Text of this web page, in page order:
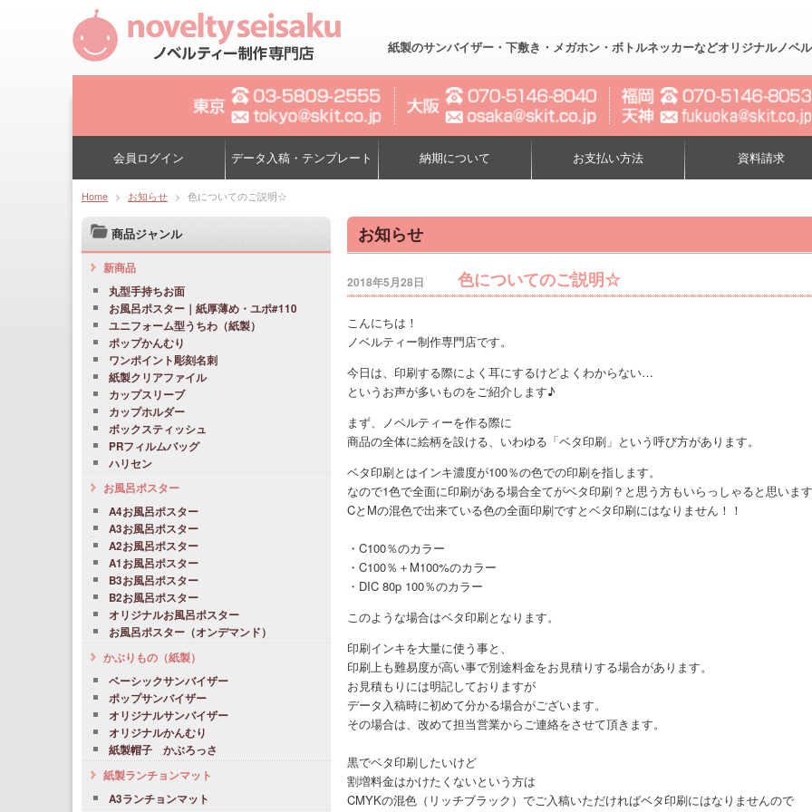
紙製のサンバイザー・下敷き・メガホン・ボトルネッカーなどオリジナルノ
会員ログイン データ入稿・テンプレート 納期について お支払い方法 資料請求
Home > お知らせ > 色についてのご説明☆
お知らせ
色についてのご説明☆
2018年5月28日
こんにちは！
ノベルティー制作専門店です。
今日は、印刷する際によく耳にするけどよくわからない…
というお声が多いものをご紹介します♪
まず、ノベルティーを作る際に
商品の全体に絵柄を設ける、いわゆる「ベタ印刷」という呼び方があります。
ベタ印刷とはインキ濃度が100％の色での印刷を指します。
なので1色で全面に印刷がある場合全てがベタ印刷？と思う方もいらっしゃると思いま
CとMの混色で出来ている色の全面印刷ですとベタ印刷にはなりません！！
・C100％のカラー
・C100％＋M100%のカラー
・DIC 80p 100％のカラー
このような場合はベタ印刷となります。
印刷インキを大量に使う事と、
印刷上も難易度が高い事で別途料金をお見積りする場合があります。
お見積もりには明記しておりますが
データ入稿時に初めて分かる場合がございます。
その場合は、改めて担当営業からご連絡をさせて頂きます。
黒でベタ印刷したいけど
割増料金はかけたくないという方は
CMYKの混色（リッチブラック）でご入稿いただければベタ印刷にはなりませんので
商品ジャンル
新商品
丸型手持ちお面
お風呂ポスター｜紙厚薄め・ユポ#110
ユニフォーム型うちわ（紙製）
ポップかんむり
ワンポイント彫刻名刺
紙製クリアファイル
カップスリーブ
カップホルダー
ボックスティッシュ
PRフィルムバッグ
ハリセン
お風呂ポスター
A4お風呂ポスター
A3お風呂ポスター
A2お風呂ポスター
A1お風呂ポスター
B3お風呂ポスター
B2お風呂ポスター
オリジナルお風呂ポスター
お風呂ポスター（オンデマンド）
かぶりもの（紙製）
ベーシックサンバイザー
ポップサンバイザー
オリジナルサンバイザー
オリジナルかんむり
紙製帽子 かぶろっさ
紙製ランチョンマット
A3ランチョンマット